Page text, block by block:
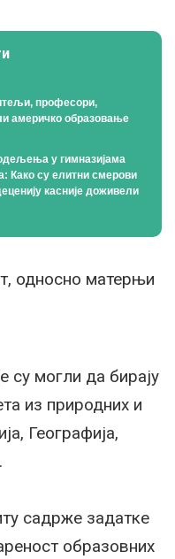
професори,
америчко образовање
у гимназијама
Како су елитни смерови
касније доживели
односно матерњи
су могли да бирају
из природних и
Географија,
садрже задатке
образовних